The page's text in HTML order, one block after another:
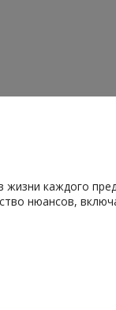
каждого
нюансов,